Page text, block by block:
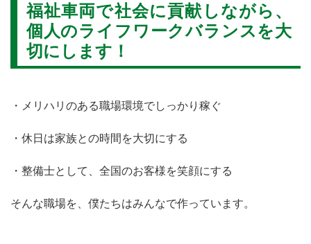
福祉車両で社会に貢献しながら、
個人のライフワークバランスを大
切にします！
・メリハリのある職場環境でしっかり稼ぐ
・休日は家族との時間を大切にする
・整備士として、全国のお客様を笑顔にする
そんな職場を、僕たちはみんなで作っています。